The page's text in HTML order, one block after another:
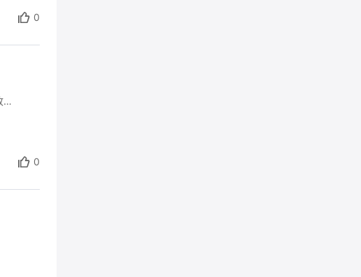
0
Intel X710、XL710、X722等网卡在DPDK中使用的驱动为I40E0,基于DPDK的软件转发系统在使用I40E驱动管理网卡收发包时有一些列的初始化配置参数，本文结合DPDK-17.11代码对其中一些关键参数进行分析
0